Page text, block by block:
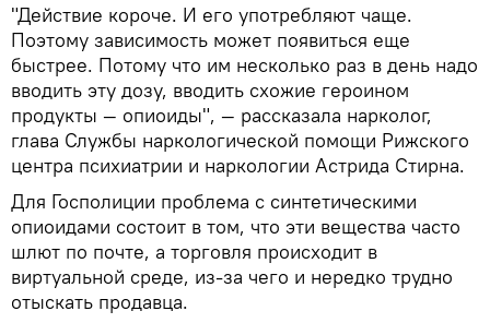
"Действие короче. И его употребляют чаще.
Поэтому зависимость может появиться еще
быстрее. Потому что им несколько раз в день надо
вводить эту дозу, вводить схожие героином
продукты — опиоиды", — рассказала нарколог,
глава Службы наркологической помощи Рижского
центра психиатрии и наркологии Астрида Стирна.
Для Госполиции проблема с синтетическими
опиоидами состоит в том, что эти вещества часто
шлют по почте, а торговля происходит в
виртуальной среде, из-за чего и нередко трудно
отыскать продавца.